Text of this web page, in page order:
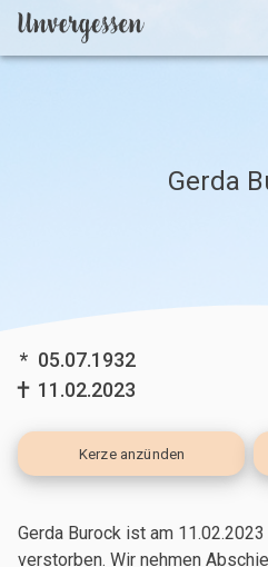
Gerda
* 05.07.1932
11.02.2023
Kerze anzünden
Gerda Burock ist am 11.02.2023
verstorben. Wir nehmen